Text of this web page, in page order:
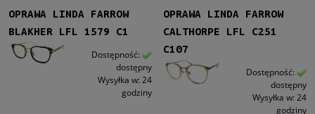
Nowość
nie(36)
OPRAWA LINDA FARROW
BLAKHER LFL 1579 C1
Dostępność:
dostępny
Wysyłka w: 24
godziny
OPRAWA LINDA FARROW
CALTHORPE LFL C251
C107
Dostępność:
dostępny
Wysyłka w: 24
godziny